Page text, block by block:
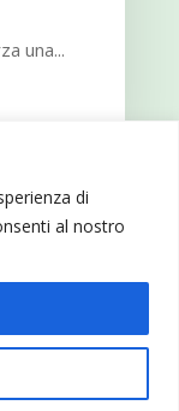
di
al nostro
una...
P.I. 13344760155